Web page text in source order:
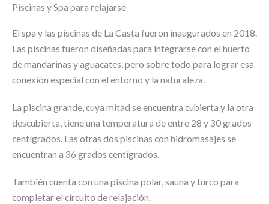
Piscinas y Spa para relajarse
El spa y las piscinas de La Casta fueron inaugurados en 2018.
Las piscinas fueron diseñadas para integrarse con el huerto
de mandarinas y aguacates, pero sobre todo para lograr esa
conexión especial con el entorno y la naturaleza.
La piscina grande, cuya mitad se encuentra cubierta y la otra
descubierta, tiene una temperatura de entre 28 y 30 grados
centígrados. Las otras dos piscinas con hidromasajes se
encuentran a 36 grados centígrados.
También cuenta con una piscina polar, sauna y turco para
completar el circuito de relajación.